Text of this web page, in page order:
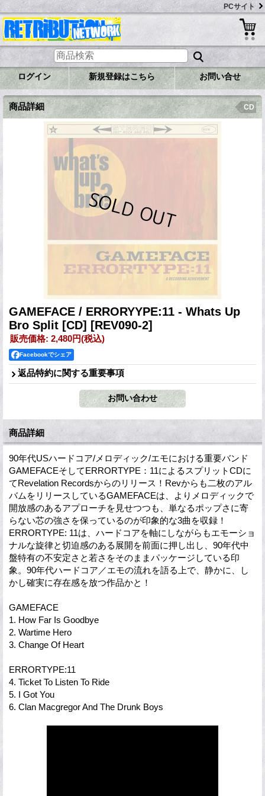
PCサイト
ログイン 新規登録はこちら お問い合せ
商品詳細 CD
GAMEFACE / ERRORYYPE:11 - Whats Up
Bro Split [CD] [REV090-2]
販売価格: 2,480円(税込)
Facebookでシェア
返品特約に関する重要事項
商品詳細
90年代USハードコア/メロディック/エモにおける重要バンド
GAMEFACEそしてERRORTYPE：11によるスプリットCDに
てRevelation Recordsからのリリース！Revからも二枚のアル
バムをリリースしているGAMEFACEは、よりメロディックで
開放感のあるアプローチを見せつつも、単なるポップさに寄
らない芯の強さを保っているのが印象的な3曲を収録！
ERRORTYPE: 11は、ハードコアを軸にしながらもエモーショ
ナルな旋律と切迫感のある展開を前面に押し出し、90年代中
盤特有の不安定さと若さをそのままパッケージしている印
象。90年代ハードコア／エモの流れを語る上で、静かに、し
かし確実に存在感を放つ作品かと！
GAMEFACE
1. How Far Is Goodbye
2. Wartime Hero
3. Change Of Heart
ERRORTYPE:11
4. Ticket To Listen To Ride
5. I Got You
6. Clan Macgregor And The Drunk Boys